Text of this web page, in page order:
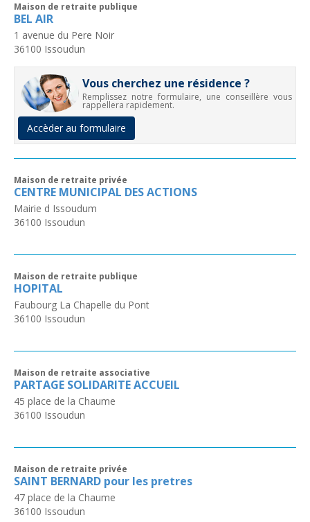
Maison de retraite publique
BEL AIR
1 avenue du Pere Noir
36100 Issoudun
Vous cherchez une résidence ?
Remplissez notre formulaire, une conseillère vous
rappellera rapidement.
Accèder au formulaire
Maison de retraite privée
CENTRE MUNICIPAL DES ACTIONS
Mairie d Issoudum
36100 Issoudun
Maison de retraite publique
HOPITAL
Faubourg La Chapelle du Pont
36100 Issoudun
Maison de retraite associative
PARTAGE SOLIDARITE ACCUEIL
45 place de la Chaume
36100 Issoudun
Maison de retraite privée
SAINT BERNARD pour les pretres
47 place de la Chaume
36100 Issoudun